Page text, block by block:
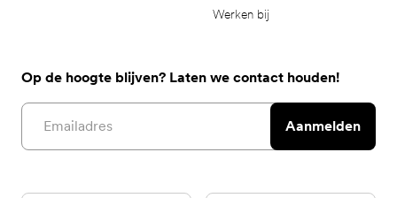
Werken bij
Op de hoogte blijven? Laten we contact houden!
Email address
Aanmelden